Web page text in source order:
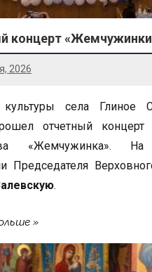
концерт
2026
села Глиное
отчетный концерт
«Жемчужинка». На
Председателя
.